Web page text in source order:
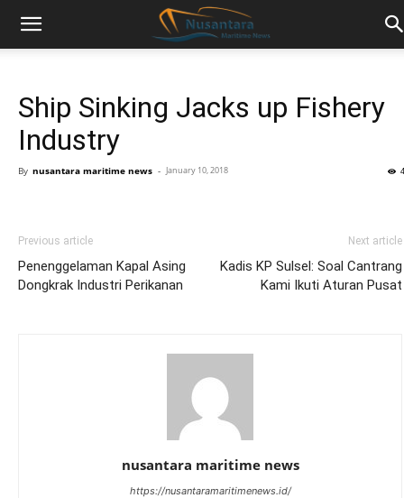
Ship Sinking Jacks up Fishery
Industry
By nusantara maritime news - January 10, 2018
Previous article
Penenggelaman Kapal Asing
Dongkrak Industri Perikanan
Next article
Kadis KP Sulsel: Soal Cantrang
Kami Ikuti Aturan Pusat
nusantara maritime news
https://nusantaramaritimenews.id/